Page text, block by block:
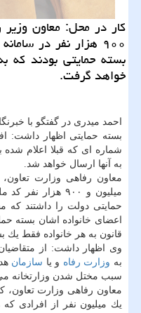
كار در محل: معاون
۹۰۰ هزار نفر در
بسته حمایتی بودند كه
خواهد گرفت.
احمد میدری در گفتگو با
بسته حمایتی اظهار داشت:
شماره ای كه قبلا اعلام شده
به آنها ارسال خواهد شد.
معاون رفاهی وزارت
میلیون و ۹۰۰
اعضای خانواده اشان بسته
قانون به هر خانواده فقط یك
وی اظهار داشت: از
به وزارت رفاه و یا سازمان
سبب مختل شدن وزارتخانه
معاون رفاهی وزارت تعاون،
یك میلیون نفر از افرادی